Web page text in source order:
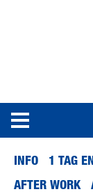
INFO 1 TAG
AFTER WORK